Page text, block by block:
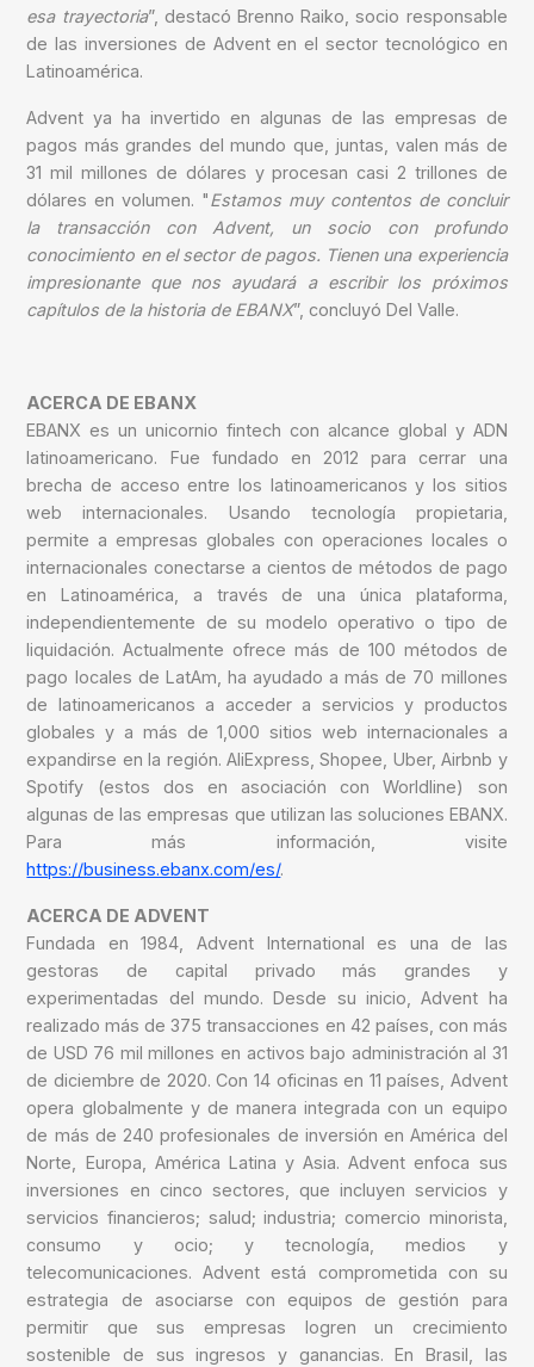
esa trayectoria”, destacó Brenno Raiko, socio responsable
de las inversiones de Advent en el sector tecnológico en
Latinoamérica.
Advent ya ha invertido en algunas de las empresas de
pagos más grandes del mundo que, juntas, valen más de
31 mil millones de dólares y procesan casi 2 trillones de
dólares en volumen. "Estamos muy contentos de concluir
la transacción con Advent, un socio con profundo
conocimiento en el sector de pagos. Tienen una experiencia
impresionante que nos ayudará a escribir los próximos
capítulos de la historia de EBANX”, concluyó Del Valle.
ACERCA DE EBANX
EBANX es un unicornio fintech con alcance global y ADN
latinoamericano. Fue fundado en 2012 para cerrar una
brecha de acceso entre los latinoamericanos y los sitios
web internacionales. Usando tecnología propietaria,
permite a empresas globales con operaciones locales o
internacionales conectarse a cientos de métodos de pago
en Latinoamérica, a través de una única plataforma,
independientemente de su modelo operativo o tipo de
liquidación. Actualmente ofrece más de 100 métodos de
pago locales de LatAm, ha ayudado a más de 70 millones
de latinoamericanos a acceder a servicios y productos
globales y a más de 1,000 sitios web internacionales a
expandirse en la región. AliExpress, Shopee, Uber, Airbnb y
Spotify (estos dos en asociación con Worldline) son
algunas de las empresas que utilizan las soluciones EBANX.
Para más información, visite
https://business.ebanx.com/es/.
ACERCA DE ADVENT
Fundada en 1984, Advent International es una de las
gestoras de capital privado más grandes y
experimentadas del mundo. Desde su inicio, Advent ha
realizado más de 375 transacciones en 42 países, con más
de USD 76 mil millones en activos bajo administración al 31
de diciembre de 2020. Con 14 oficinas en 11 países, Advent
opera globalmente y de manera integrada con un equipo
de más de 240 profesionales de inversión en América del
Norte, Europa, América Latina y Asia. Advent enfoca sus
inversiones en cinco sectores, que incluyen servicios y
servicios financieros; salud; industria; comercio minorista,
consumo y ocio; y tecnología, medios y
telecomunicaciones. Advent está comprometida con su
estrategia de asociarse con equipos de gestión para
permitir que sus empresas logren un crecimiento
sostenible de sus ingresos y ganancias. En Brasil, las